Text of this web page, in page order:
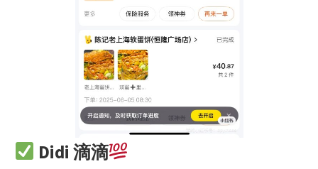
Didi 滴滴